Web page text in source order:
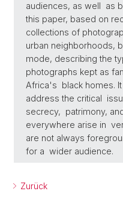
audiences, as well as
this paper, based on
collections of
urban neighborhoods,
mode, describing the
photographs kept as
Africa's black homes.
address the critical
secrecy, patrimony,
everywhere arise in
are not always
for a wider audience.
Zurück